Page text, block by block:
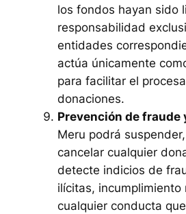
los fondos hayan sido
responsabilidad
entidades
actúa únicamente
para facilitar el
donaciones.
Prevención de
Meru podrá
cancelar cualquier
detecte indicios de
ilícitas, incumplimiento
cualquier conducta